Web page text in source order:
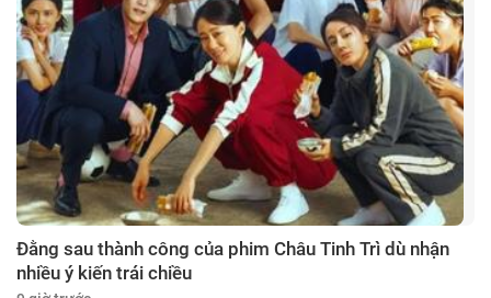
Đằng sau thành công của phim Châu Tinh Trì dù nhận
nhiều ý kiến trái chiều